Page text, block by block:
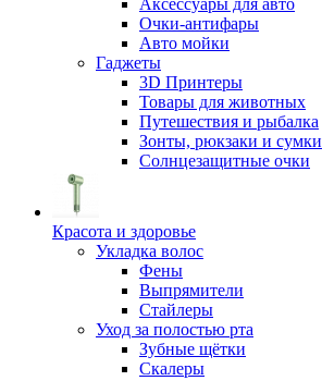
Аксессуары для авто
Очки-антифары
Авто мойки
Гаджеты
3D Принтеры
Товары для животных
Путешествия и рыбалка
Зонты, рюкзаки и сумки
Солнцезащитные очки
Красота и здоровье
Укладка волос
Фены
Выпрямители
Стайлеры
Уход за полостью рта
Зубные щётки
Скалеры